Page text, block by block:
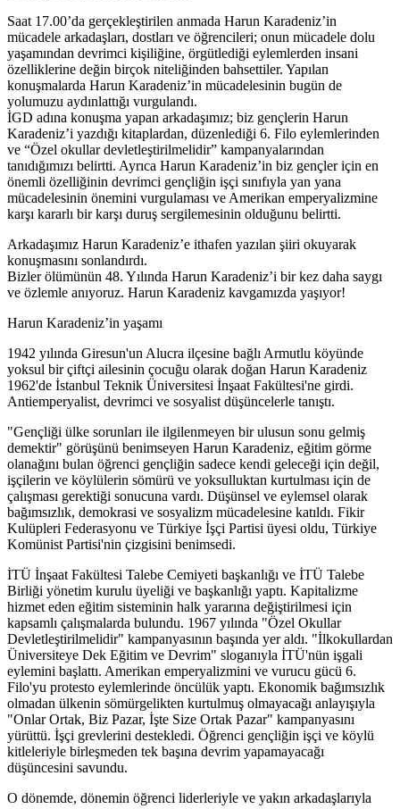
Saat 17.00’da gerçekleştirilen anmada Harun Karadeniz’in
mücadele arkadaşları, dostları ve öğrencileri; onun mücadele dolu
yaşamından devrimci kişiliğine, örgütlediği eylemlerden insani
özelliklerine değin birçok niteliğinden bahsettiler. Yapılan
konuşmalarda Harun Karadeniz’in mücadelesinin bugün de
yolumuzu aydınlattığı vurgulandı.
İGD adına konuşma yapan arkadaşımız; biz gençlerin Harun
Karadeniz’i yazdığı kitaplardan, düzenlediği 6. Filo eylemlerinden
ve “Özel okullar devletleştirilmelidir” kampanyalarından
tanıdığımızı belirtti. Ayrıca Harun Karadeniz’in biz gençler için en
önemli özelliğinin devrimci gençliğin işçi sınıfıyla yan yana
mücadelesinin önemini vurgulaması ve Amerikan emperyalizmine
karşı kararlı bir karşı duruş sergilemesinin olduğunu belirtti.
Arkadaşımız Harun Karadeniz’e ithafen yazılan şiiri okuyarak
konuşmasını sonlandırdı.
Bizler ölümünün 48. Yılında Harun Karadeniz’i bir kez daha saygı
ve özlemle anıyoruz. Harun Karadeniz kavgamızda yaşıyor!
Harun Karadeniz’in yaşamı
1942 yılında Giresun'un Alucra ilçesine bağlı Armutlu köyünde
yoksul bir çiftçi ailesinin çocuğu olarak doğan Harun Karadeniz
1962'de İstanbul Teknik Üniversitesi İnşaat Fakültesi'ne girdi.
Antiemperyalist, devrimci ve sosyalist düşüncelerle tanıştı.
"Gençliği ülke sorunları ile ilgilenmeyen bir ulusun sonu gelmiş
demektir" görüşünü benimseyen Harun Karadeniz, eğitim görme
olanağını bulan öğrenci gençliğin sadece kendi geleceği için değil,
işçilerin ve köylülerin sömürü ve yoksulluktan kurtulması için de
çalışması gerektiği sonucuna vardı. Düşünsel ve eylemsel olarak
bağımsızlık, demokrasi ve sosyalizm mücadelesine katıldı. Fikir
Kulüpleri Federasyonu ve Türkiye İşçi Partisi üyesi oldu, Türkiye
Komünist Partisi'nin çizgisini benimsedi.
İTÜ İnşaat Fakültesi Talebe Cemiyeti başkanlığı ve İTÜ Talebe
Birliği yönetim kurulu üyeliği ve başkanlığı yaptı. Kapitalizme
hizmet eden eğitim sisteminin halk yararına değiştirilmesi için
kapsamlı çalışmalarda bulundu. 1967 yılında "Özel Okullar
Devletleştirilmelidir" kampanyasının başında yer aldı. "İlkokullardan
Üniversiteye Dek Eğitim ve Devrim" sloganıyla İTÜ'nün işgali
eylemini başlattı. Amerikan emperyalizmini ve vurucu gücü 6.
Filo'yu protesto eylemlerinde öncülük yaptı. Ekonomik bağımsızlık
olmadan ülkenin sömürgelikten kurtulmuş olmayacağı anlayışıyla
"Onlar Ortak, Biz Pazar, İşte Size Ortak Pazar" kampanyasını
yürüttü. İşçi grevlerini destekledi. Öğrenci gençliğin işçi ve köylü
kitleleriyle birleşmeden tek başına devrim yapamayacağı
düşüncesini savundu.
O dönemde, dönemin öğrenci liderleriyle ve yakın arkadaşlarıyla